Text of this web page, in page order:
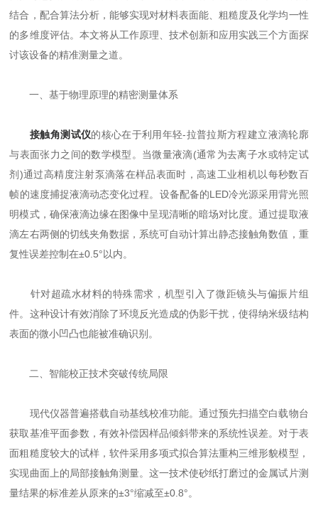
结合，配合算法分析，能够实现对材料表面能、粗糙度及化学均一性
的多维度评估。本文将从工作原理、技术创新和应用实践三个方面探
讨该设备的精准测量之道。
一、基于物理原理的精密测量体系
接触角测试仪的核心在于利用年轻-拉普拉斯方程建立液滴轮廓
与表面张力之间的数学模型。当微量液滴(通常为去离子水或特定试
剂)通过高精度注射泵滴落在样品表面时，高速工业相机以每秒数百
帧的速度捕捉液滴动态变化过程。设备配备的LED冷光源采用背光照
明模式，确保液滴边缘在图像中呈现清晰的暗场对比度。通过提取液
滴左右两侧的切线夹角数据，系统可自动计算出静态接触角数值，重
复性误差控制在±0.5°以内。
针对超疏水材料的特殊需求，机型引入了微距镜头与偏振片组
件。这种设计有效消除了环境反光造成的伪影干扰，使得纳米级结构
表面的微小凹凸也能被准确识别。
二、智能校正技术突破传统局限
现代仪器普遍搭载自动基线校准功能。通过预先扫描空白载物台
获取基准平面参数，有效补偿因样品倾斜带来的系统性误差。对于表
面粗糙度较大的试样，软件采用多项式拟合算法重构三维形貌模型，
实现曲面上的局部接触角测量。这一技术使砂纸打磨过的金属试片测
量结果的标准差从原来的±3°缩减至±0.8°。